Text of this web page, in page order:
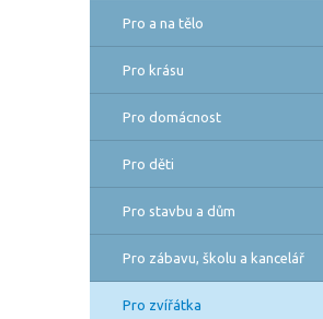
Pro a na tělo
Pro krásu
Pro domácnost
Pro děti
Pro stavbu a dům
Pro zábavu, školu a kancelář
Pro zvířátka